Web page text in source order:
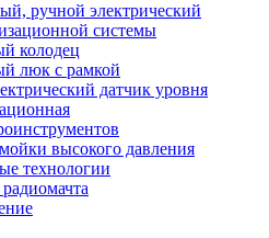
ручной электрический
системы
колодец
люк с рамкой
датчик уровня
высокого давления
технологии